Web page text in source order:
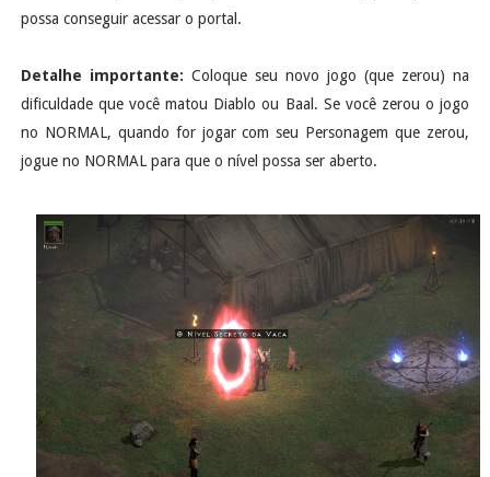
possa conseguir acessar o portal.
Detalhe importante: Coloque seu novo jogo (que zerou) na
dificuldade que você matou Diablo ou Baal. Se você zerou o jogo
no NORMAL, quando for jogar com seu Personagem que zerou,
jogue no NORMAL para que o nível possa ser aberto.